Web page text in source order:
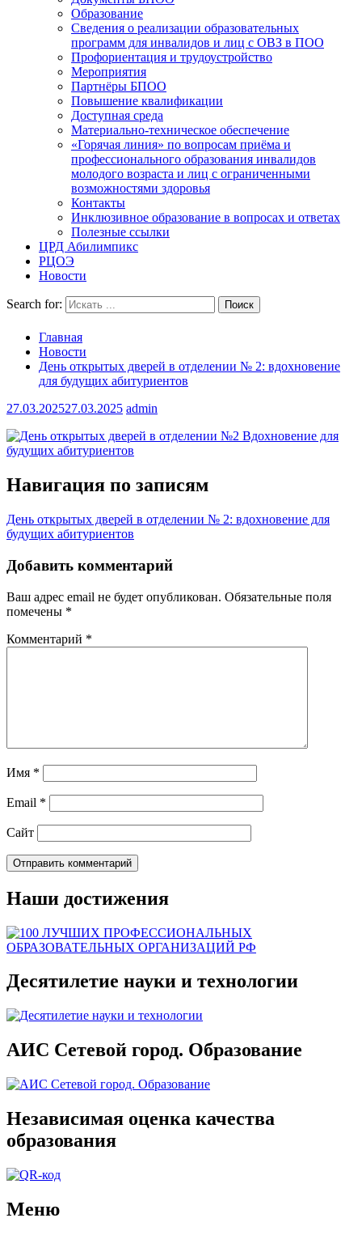
Образование
Сведения о реализации образовательных
программ для инвалидов и лиц с ОВЗ в ПОО
Профориентация и трудоустройство
Мероприятия
Партнёры БПОО
Повышение квалификации
Доступная среда
Материально-техническое обеспечение
«Горячая линия» по вопросам приёма и
профессионального образования инвалидов
молодого возраста и лиц с ограниченными
возможностями здоровья
Контакты
Инклюзивное образование в вопросах и ответах
Полезные ссылки
ЦРД Абилимпикс
РЦОЭ
Новости
Search for:
Главная
Новости
День открытых дверей в отделении № 2: вдохновение
для будущих абитуриентов
27.03.202527.03.2025 admin
Навигация по записям
День открытых дверей в отделении № 2: вдохновение для
будущих абитуриентов
Добавить комментарий
Ваш адрес email не будет опубликован. Обязательные поля
помечены *
Комментарий *
Имя *
Email *
Сайт
Наши достижения
Десятилетие науки и технологии
АИС Сетевой город. Образование
Независимая оценка качества
образования
Меню